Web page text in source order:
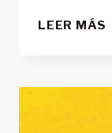
LEER MÁS